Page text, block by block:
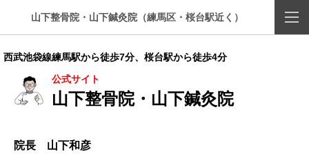
山下整骨院・山下鍼灸院（練馬区・桜台駅近く）
西武池袋線練馬駅から徒歩7分、桜台駅から徒歩4分
公式サイト
山下整骨院・山下鍼灸院
院長 山下和彦